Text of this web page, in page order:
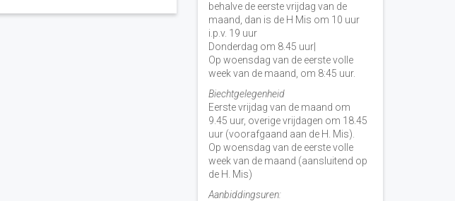
behalve de eerste vrijdag van de
maand, dan is de H Mis om 10 uur
i.p.v. 19 uur
Donderdag om 8.45 uur|
Op woensdag van de eerste volle
week van de maand, om 8:45 uur.
Biechtgelegenheid
Eerste vrijdag van de maand om
9.45 uur, overige vrijdagen om 18.45
uur (voorafgaand aan de H. Mis).
Op woensdag van de eerste volle
week van de maand (aansluitend op
de H. Mis)
Aanbiddingsuren: